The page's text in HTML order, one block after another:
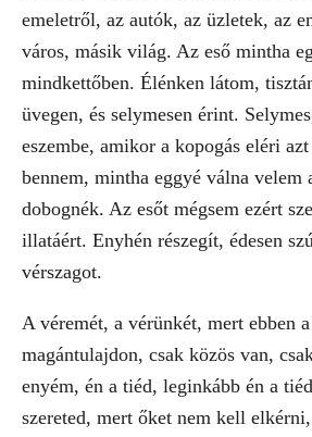
emeletről, az autók, az üzletek, az
város, másik világ. Az eső mintha
mindkettőben. Élénken látom,
üvegen, és selymesen érint.
eszembe, amikor a kopogás eléri
bennem, mintha eggyé válna velem
dobognék. Az esőt mégsem ezért
illatáért. Enyhén részegít, édesen
vérszagot.
A véremét, a vérünkét, mert ebben
magántulajdon, csak közös van,
enyém, én a tiéd, leginkább én a
szereted, mert őket nem kell